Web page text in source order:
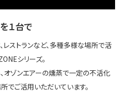
１台で
レストランなど、多種多様な場所で活
シリーズ。
オゾンエアーの燻蒸で一定の不活化
ご活用いただいています。